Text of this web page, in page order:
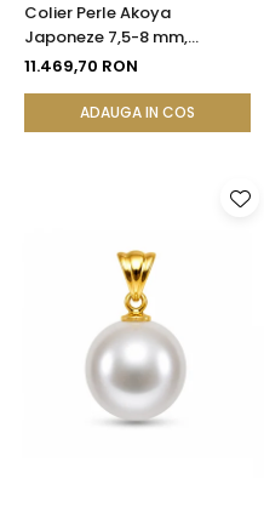
Colier Perle Akoya
Japoneze 7,5-8 mm,
Calitate AAA, Închizătoare
11.469,70 RON
ADAUGA IN COS